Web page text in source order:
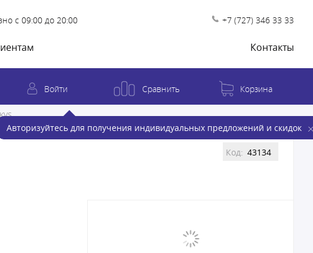
с 09:00 до 20:00 +7 (727) 346 33 33
Контакты
Войти
Авторизуйтесь для получения индивидуальных предложений и скидок
Сравнить Корзина
Код: 43134